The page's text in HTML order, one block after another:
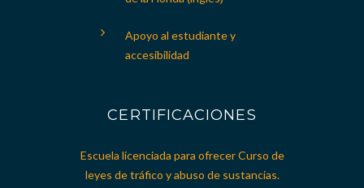
Apoyo al estudiante y
accesibilidad
CERTIFICACIONES
Escuela licenciada para ofrecer Curso de
leyes de tráfico y abuso de sustancias.